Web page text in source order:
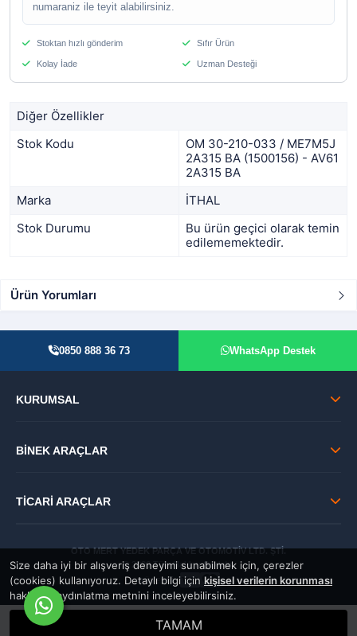
Size daha iyi bir alışveriş deneyimi sunabilmek için, çerezler
(cookies) kullanıyoruz. Detaylı bilgi için kişisel verilerin korunması
hakkında aydınlatma metnini inceleyebilirsiniz.
TAMAM
numaraniz ile teyit alabilirsiniz.
Stoktan hızlı gönderim Sıfır Ürün
Kolay İade Uzman Desteği
Diğer Özellikler
Stok Kodu
OM 30-210-033 / ME7M5J
2A315 BA (1500156) - AV61
2A315 BA
Marka
İTHAL
Stok Durumu
Bu ürün geçici olarak temin
edilememektedir.
Ürün Yorumları
0850 888 36 73 WhatsApp Destek
KURUMSAL
BİNEK ARAÇLAR
TİCARİ ARAÇLAR
OTO MERT YEDEK PARÇA VE OTOMOTİV LTD. ŞTİ.
© 2026 Tüm Hakları Saklıdır.
GÜVENLİ: